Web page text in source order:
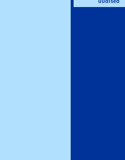
uudised